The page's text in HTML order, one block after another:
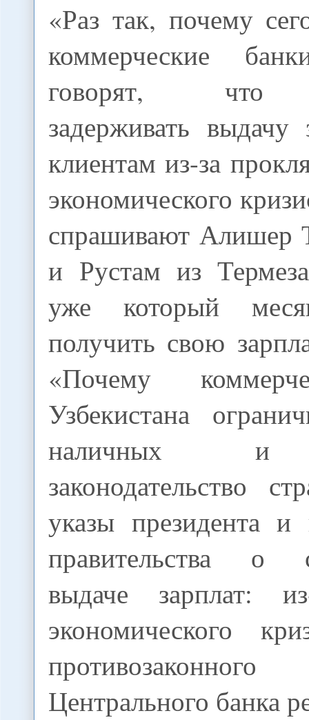
«Раз так, почему
коммерческие
говорят, что
задерживать выдачу
клиентам из-за
экономического
спрашивают Алишер
и Рустам из
уже который
получить свою
«Почему
Узбекистана
наличных и
законодательство
указы президента и
правительства о
выдаче зарплат:
экономического
противозаконного
Центрального банка